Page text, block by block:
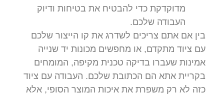
מדוקדקת כדי להבטיח את בטיחות ודיוק
העבודה שלכם.
בין אם אתם צריכים לשדרג את קו הייצור שלכם
עם ציוד מתקדם, או מחפשים מכונות יד שנייה
אמינות שעברו בדיקה טכנית מקיפה, המומחים
בקריית אתא הם הכתובת שלכם. העבודה עם ציוד
כזה לא רק משפרת את איכות המוצר הסופי, אלא